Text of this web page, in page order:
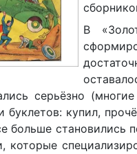
В
серьёзно
купил,
больше становились
которые